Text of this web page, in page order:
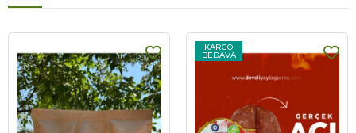
KARGO
BEDAVA